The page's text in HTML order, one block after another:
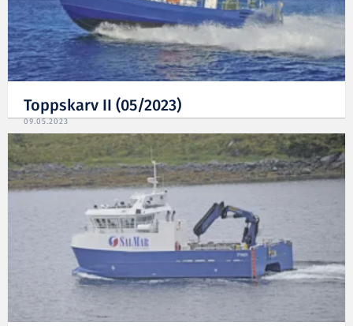
Toppskarv II (05/2023)
09.05.2023